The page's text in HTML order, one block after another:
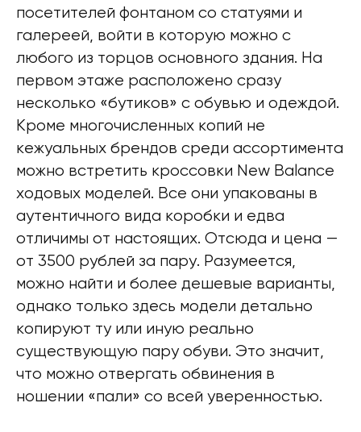
посетителей фонтаном со статуями и
галереей, войти в которую можно с
любого из торцов основного здания. На
первом этаже расположено сразу
несколько «бутиков» с обувью и одеждой.
Кроме многочисленных копий не
кежуальных брендов среди ассортимента
можно встретить кроссовки New Balance
ходовых моделей. Все они упакованы в
аутентичного вида коробки и едва
отличимы от настоящих. Отсюда и цена —
от 3500 рублей за пару. Разумеется,
можно найти и более дешевые варианты,
однако только здесь модели детально
копируют ту или иную реально
существующую пару обуви. Это значит,
что можно отвергать обвинения в
ношении «пали» со всей уверенностью.